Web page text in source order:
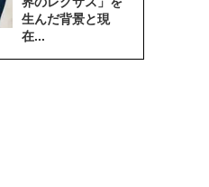
生んだ背景と現
在...